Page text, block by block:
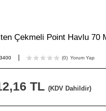
Çekmeli Point Havlu 70
(0) Yorum Yap
TL (KDV Dahildir)